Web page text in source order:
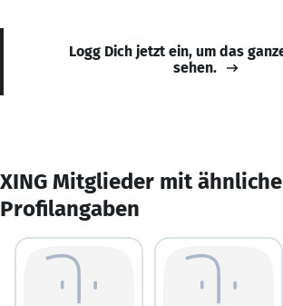
Logg Dich jetzt ein, um das
sehen.
XING Mitglieder mit
Profilangaben